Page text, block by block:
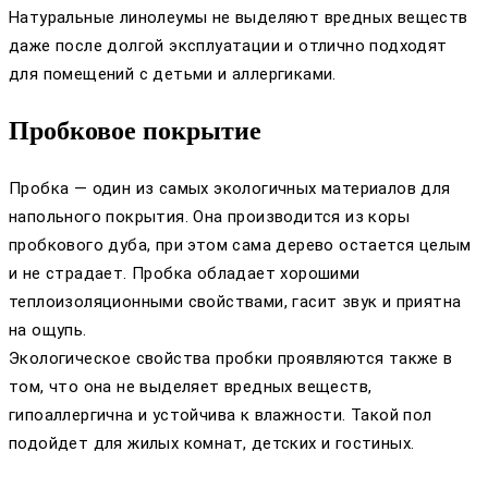
Натуральные линолеумы не выделяют вредных веществ
даже после долгой эксплуатации и отлично подходят
для помещений с детьми и аллергиками.
Пробковое покрытие
Пробка — один из самых экологичных материалов для
напольного покрытия. Она производится из коры
пробкового дуба, при этом сама дерево остается целым
и не страдает. Пробка обладает хорошими
теплоизоляционными свойствами, гасит звук и приятна
на ощупь.
Экологическое свойства пробки проявляются также в
том, что она не выделяет вредных веществ,
гипоаллергична и устойчива к влажности. Такой пол
подойдет для жилых комнат, детских и гостиных.